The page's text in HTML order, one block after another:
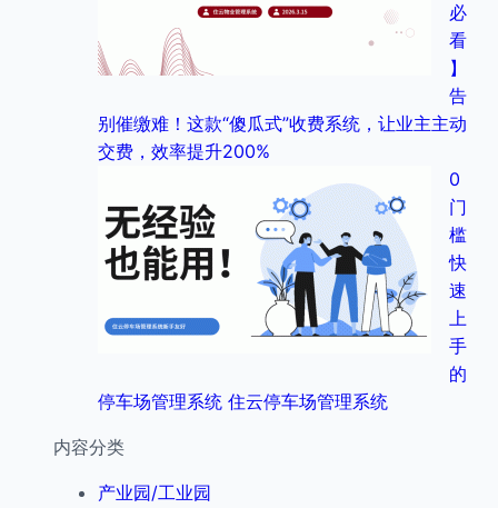
必
看
】
告
别催缴难！这款“傻瓜式”收费系统，让业主主动
交费，效率提升200%
0
门
槛
快
速
上
手
的
停车场管理系统 住云停车场管理系统
内容分类
产业园/工业园